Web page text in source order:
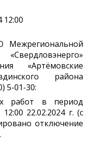
12:00
«Артёмовские
района
5-01-30:
работ в период
22.02.2024 г. (с
отключение